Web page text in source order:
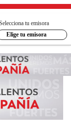
tu emisora
Elige tu emisora